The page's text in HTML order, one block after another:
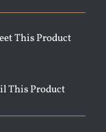
This Product
This Product